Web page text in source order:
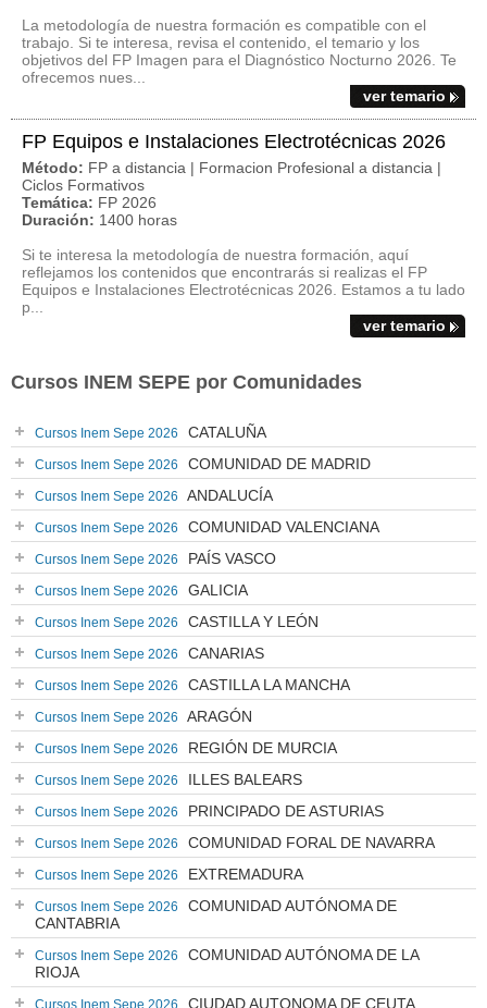
La metodología de nuestra formación es compatible con el
trabajo. Si te interesa, revisa el contenido, el temario y los
objetivos del FP Imagen para el Diagnóstico Nocturno 2026. Te
ofrecemos nues...
ver temario
FP Equipos e Instalaciones Electrotécnicas 2026
Método: FP a distancia | Formacion Profesional a distancia |
Ciclos Formativos
Temática: FP 2026
Duración: 1400 horas
Si te interesa la metodología de nuestra formación, aquí
reflejamos los contenidos que encontrarás si realizas el FP
Equipos e Instalaciones Electrotécnicas 2026. Estamos a tu lado
p...
ver temario
Cursos INEM SEPE por Comunidades
Cursos Inem Sepe 2026 CATALUÑA
Cursos Inem Sepe 2026 COMUNIDAD DE MADRID
Cursos Inem Sepe 2026 ANDALUCÍA
Cursos Inem Sepe 2026 COMUNIDAD VALENCIANA
Cursos Inem Sepe 2026 PAÍS VASCO
Cursos Inem Sepe 2026 GALICIA
Cursos Inem Sepe 2026 CASTILLA Y LEÓN
Cursos Inem Sepe 2026 CANARIAS
Cursos Inem Sepe 2026 CASTILLA LA MANCHA
Cursos Inem Sepe 2026 ARAGÓN
Cursos Inem Sepe 2026 REGIÓN DE MURCIA
Cursos Inem Sepe 2026 ILLES BALEARS
Cursos Inem Sepe 2026 PRINCIPADO DE ASTURIAS
Cursos Inem Sepe 2026 COMUNIDAD FORAL DE NAVARRA
Cursos Inem Sepe 2026 EXTREMADURA
Cursos Inem Sepe 2026
COMUNIDAD AUTÓNOMA DE
CANTABRIA
Cursos Inem Sepe 2026
COMUNIDAD AUTÓNOMA DE LA
RIOJA
Cursos Inem Sepe 2026 CIUDAD AUTONOMA DE CEUTA